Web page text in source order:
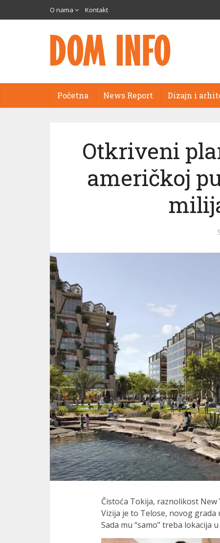
O nama Kontakt
Početna News Report Dizajn i
Otkriveni
američkoj
Čistoća Tokija, raznolikost
Vizija je to Telose, novog
Sada mu “samo” treba lokacija